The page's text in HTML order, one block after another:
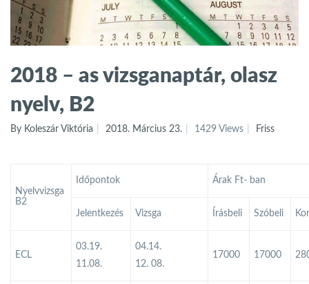
2018 – as vizsganaptár, olasz
nyelv, B2
By Koleszár Viktória 2018. Március 23. 1429 Views Friss
Nyelvvizsga
B2
Időpontok Árak Ft- ban
Jelentkezés Vizsga Írásbeli Szóbeli
ECL
03.19.
11.08.
04.14.
12. 08.
17000 17000